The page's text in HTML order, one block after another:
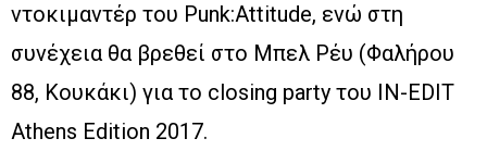
ντοκιμαντέρ του Punk:Attitude, ενώ στη
συνέχεια θα βρεθεί στο Μπελ Ρέυ (Φαλήρου
88, Κουκάκι) για το closing party του IN-EDIT
Athens Edition 2017.